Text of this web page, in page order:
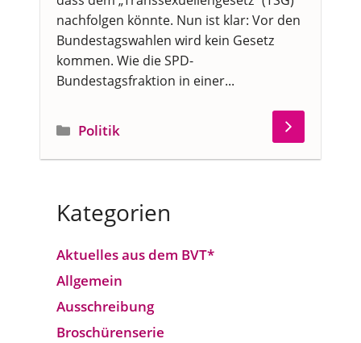
nachfolgen könnte. Nun ist klar: Vor den
Bundestagswahlen wird kein Gesetz
kommen. Wie die SPD-
Bundestagsfraktion in einer...
Kategorien
Politik
Kategorien
Aktuelles aus dem BVT*
Allgemein
Ausschreibung
Broschürenserie